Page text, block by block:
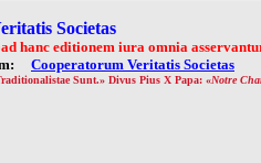
Societas
hanc editionem iura omnia
Cooperatorum Veritatis Societas
Sunt.» Divus Pius X Papa: «Notre